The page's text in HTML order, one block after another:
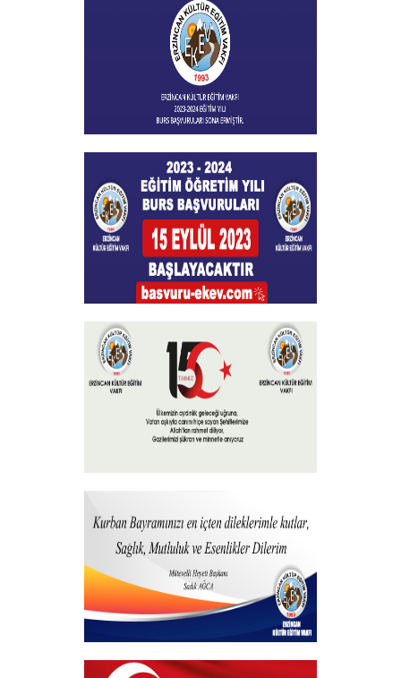
Toplantısı Yapıldı
+
Burs Başvuları Sona Ermiştir
+
Burs Başvuruları
+
+
Hayırlı Bayramlar